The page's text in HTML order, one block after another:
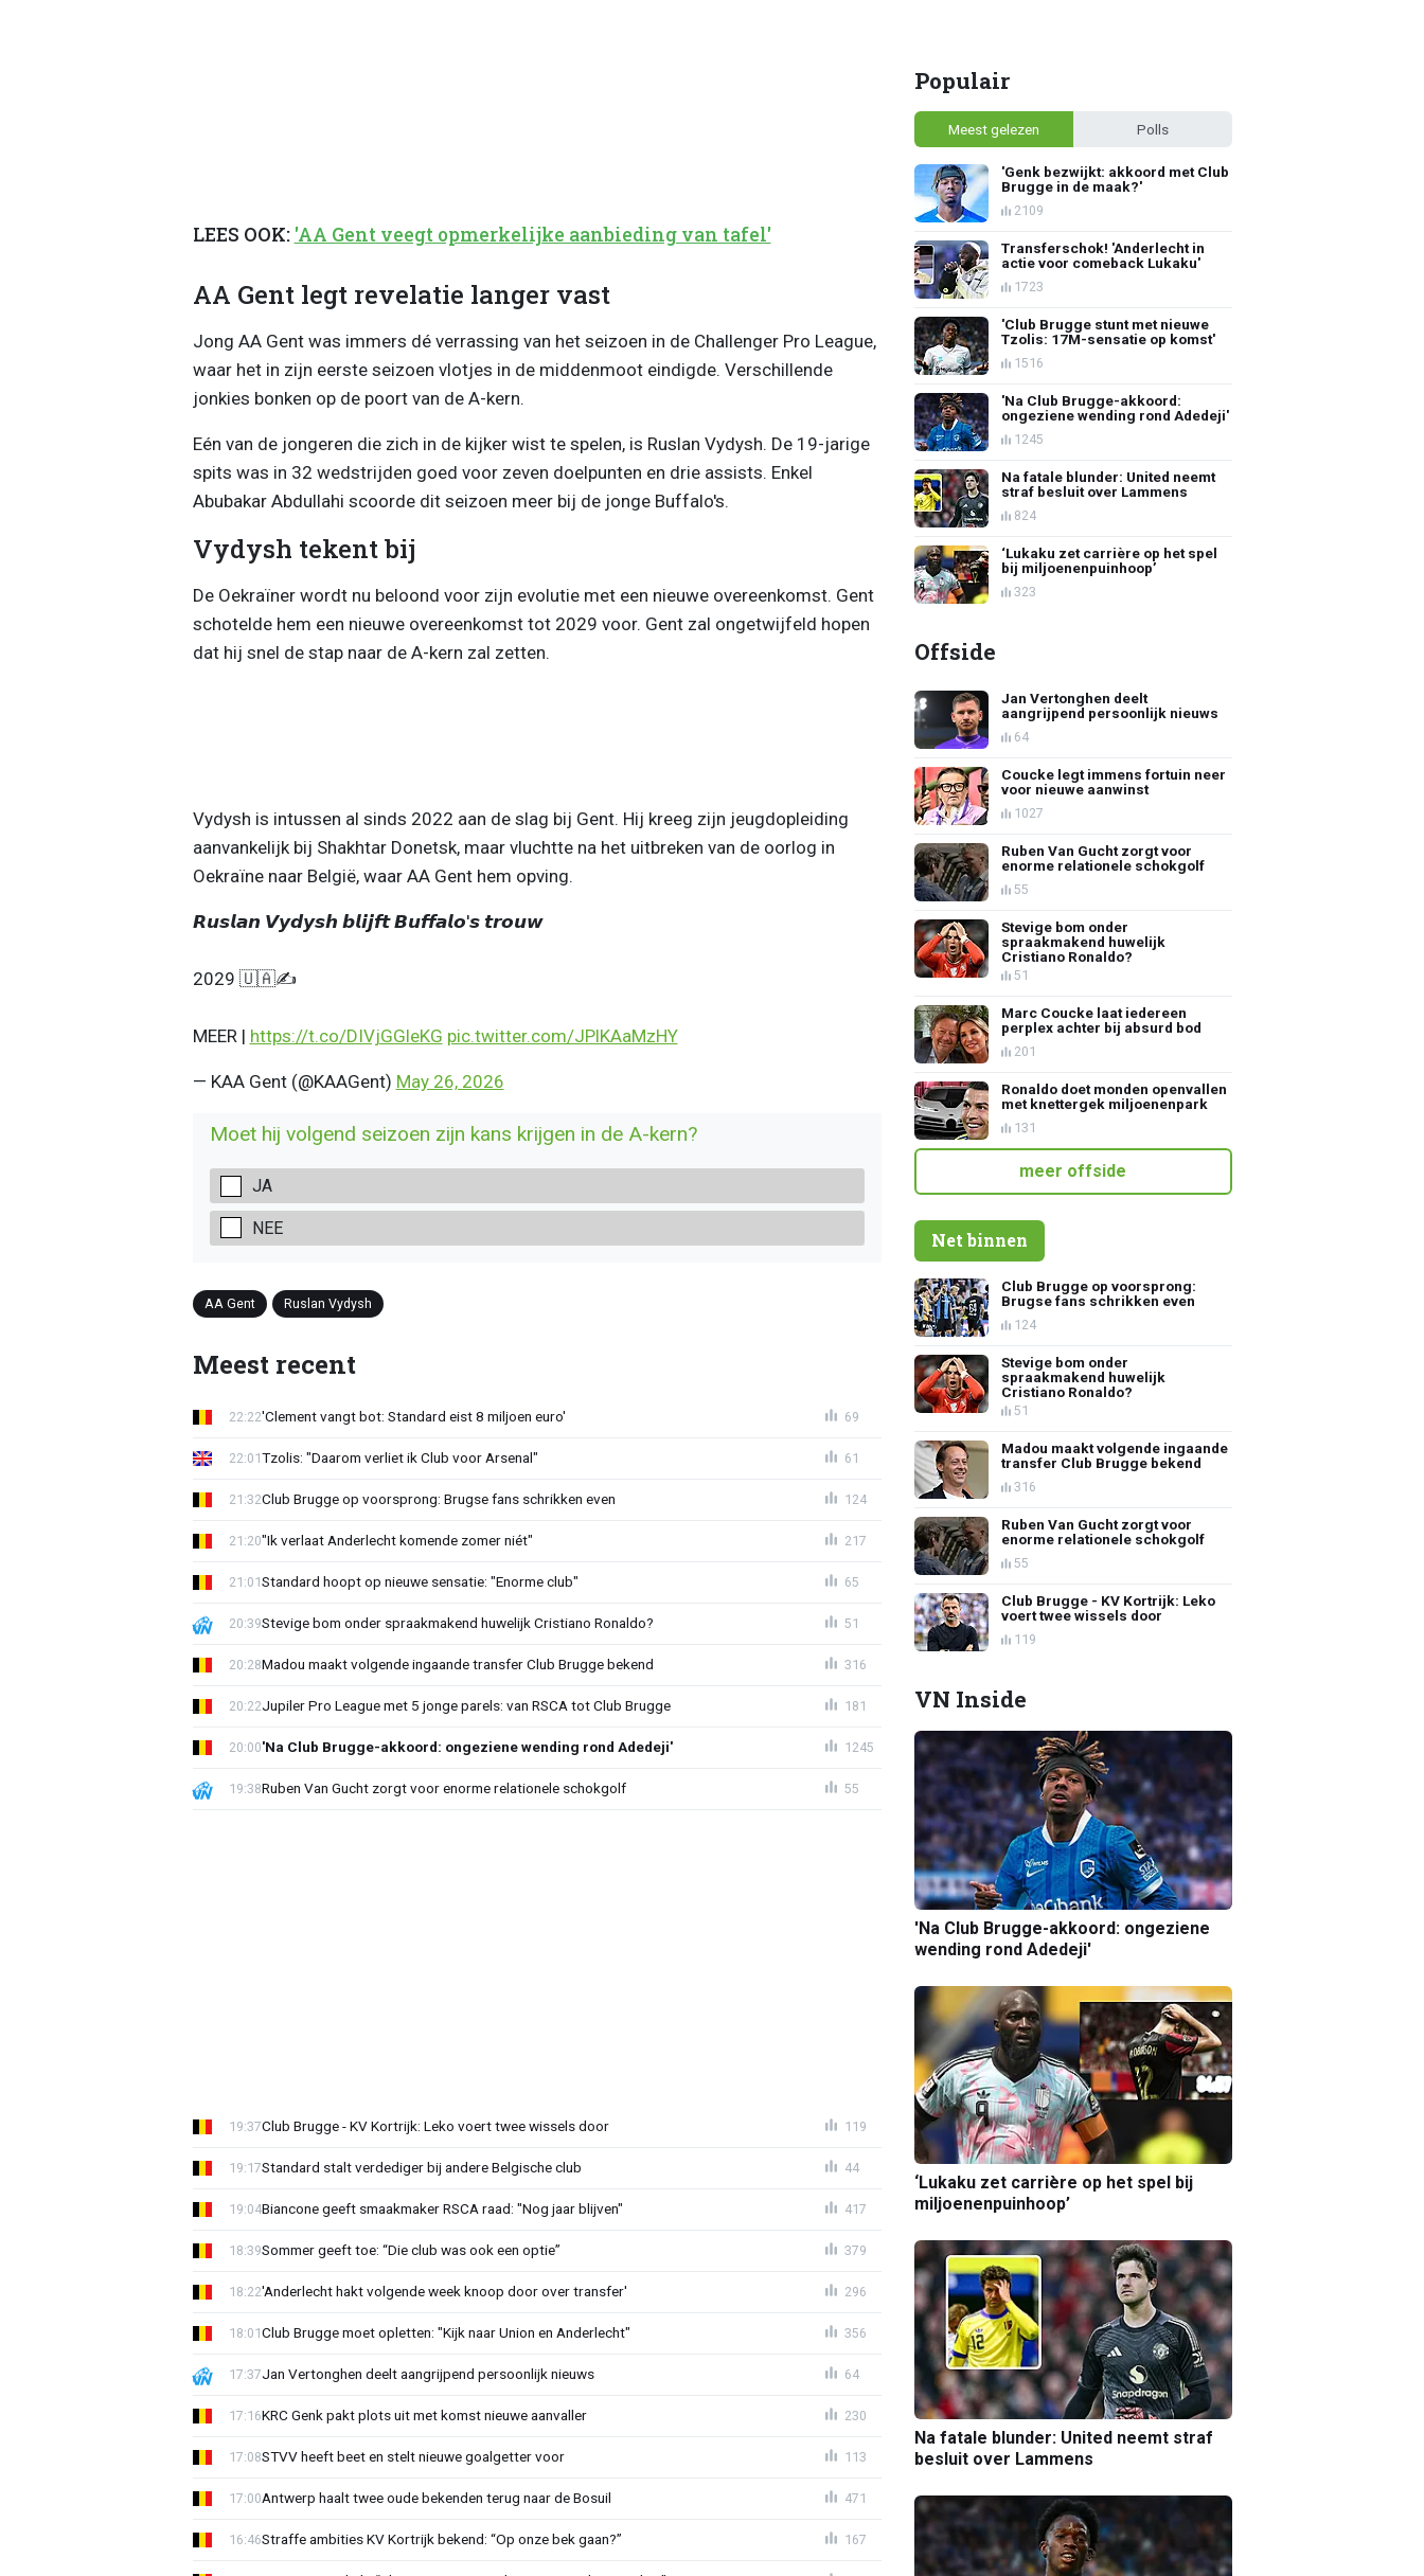
LEES OOK: 'AA Gent veegt opmerkelijke aanbieding van tafel'
AA Gent legt revelatie langer vast
Jong AA Gent was immers dé verrassing van het seizoen in de Challenger Pro League,
waar het in zijn eerste seizoen vlotjes in de middenmoot eindigde. Verschillende
jonkies bonken op de poort van de A-kern.
Eén van de jongeren die zich in de kijker wist te spelen, is Ruslan Vydysh. De 19-jarige
spits was in 32 wedstrijden goed voor zeven doelpunten en drie assists. Enkel
Abubakar Abdullahi scoorde dit seizoen meer bij de jonge Buffalo's.
Vydysh tekent bij
De Oekraïner wordt nu beloond voor zijn evolutie met een nieuwe overeenkomst. Gent
schotelde hem een nieuwe overeenkomst tot 2029 voor. Gent zal ongetwijfeld hopen
dat hij snel de stap naar de A-kern zal zetten.
Vydysh is intussen al sinds 2022 aan de slag bij Gent. Hij kreeg zijn jeugdopleiding
aanvankelijk bij Shakhtar Donetsk, maar vluchtte na het uitbreken van de oorlog in
Oekraïne naar België, waar AA Gent hem opving.
𝙍𝙪𝙨𝙡𝙖𝙣 𝙑𝙮𝙙𝙮𝙨𝙝 𝙗𝙡𝙞𝙟𝙛𝙩 𝘽𝙪𝙛𝙛𝙖𝙡𝙤'𝙨 𝙩𝙧𝙤𝙪𝙬
2029 🇺🇦✍️
MEER | https://t.co/DIVjGGleKG pic.twitter.com/JPlKAaMzHY
— KAA Gent (@KAAGent) May 26, 2026
Moet hij volgend seizoen zijn kans krijgen in de A-kern?
JA
NEE
AA Gent Ruslan Vydysh
Meest recent
'Clement vangt bot: Standard eist 8 miljoen euro'
22:22 69
Tzolis: "Daarom verliet ik Club voor Arsenal"
22:01 61
Club Brugge op voorsprong: Brugse fans schrikken even
21:32 124
"Ik verlaat Anderlecht komende zomer niét"
21:20 217
Standard hoopt op nieuwe sensatie: "Enorme club"
21:01 65
Stevige bom onder spraakmakend huwelijk Cristiano Ronaldo?
20:39 51
Madou maakt volgende ingaande transfer Club Brugge bekend
20:28 316
Jupiler Pro League met 5 jonge parels: van RSCA tot Club Brugge
20:22 181
'Na Club Brugge-akkoord: ongeziene wending rond Adedeji'
20:00 1245
Ruben Van Gucht zorgt voor enorme relationele schokgolf
19:38 55
Club Brugge - KV Kortrijk: Leko voert twee wissels door
19:37 119
Standard stalt verdediger bij andere Belgische club
19:17 44
Biancone geeft smaakmaker RSCA raad: "Nog jaar blijven"
19:04 417
Sommer geeft toe: “Die club was ook een optie”
18:39 379
'Anderlecht hakt volgende week knoop door over transfer'
18:22 296
Club Brugge moet opletten: "Kijk naar Union en Anderlecht"
18:01 356
Jan Vertonghen deelt aangrijpend persoonlijk nieuws
17:37 64
KRC Genk pakt plots uit met komst nieuwe aanvaller
17:16 230
STVV heeft beet en stelt nieuwe goalgetter voor
17:08 113
Antwerp haalt twee oude bekenden terug naar de Bosuil
17:00 471
Straffe ambities KV Kortrijk bekend: “Op onze bek gaan?”
16:46 167
Populair
Meest gelezen Polls
'Genk bezwijkt: akkoord met Club
Brugge in de maak?'
2109
Transferschok! 'Anderlecht in
actie voor comeback Lukaku'
1723
'Club Brugge stunt met nieuwe
Tzolis: 17M-sensatie op komst'
1516
'Na Club Brugge-akkoord:
ongeziene wending rond Adedeji'
1245
Na fatale blunder: United neemt
straf besluit over Lammens
824
‘Lukaku zet carrière op het spel
bij miljoenenpuinhoop’
323
Offside
Jan Vertonghen deelt
aangrijpend persoonlijk nieuws
64
Coucke legt immens fortuin neer
voor nieuwe aanwinst
1027
Ruben Van Gucht zorgt voor
enorme relationele schokgolf
55
Stevige bom onder
spraakmakend huwelijk
Cristiano Ronaldo?
51
Marc Coucke laat iedereen
perplex achter bij absurd bod
201
Ronaldo doet monden openvallen
met knettergek miljoenenpark
131
meer offside
Net binnen
Club Brugge op voorsprong:
Brugse fans schrikken even
124
Stevige bom onder
spraakmakend huwelijk
Cristiano Ronaldo?
51
Madou maakt volgende ingaande
transfer Club Brugge bekend
316
Ruben Van Gucht zorgt voor
enorme relationele schokgolf
55
Club Brugge - KV Kortrijk: Leko
voert twee wissels door
119
VN Inside
'Na Club Brugge-akkoord: ongeziene
wending rond Adedeji'
‘Lukaku zet carrière op het spel bij
miljoenenpuinhoop’
Na fatale blunder: United neemt straf
besluit over Lammens